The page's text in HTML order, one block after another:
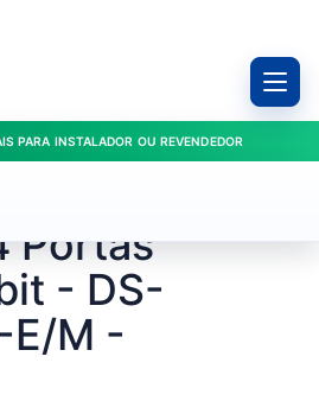
PARA INSTALADOR OU REVENDEDOR
Portas
- DS-
E/M -